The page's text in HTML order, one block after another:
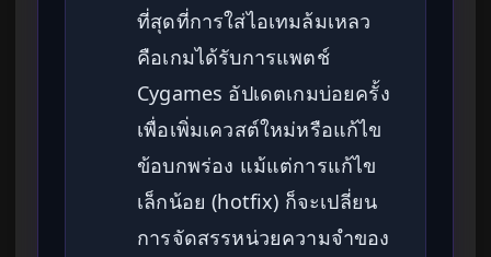
ที่สุดที่การใส่ไอเทมล้มเหลว
คือเกมได้รับการแพตช์
Cygames อัปเดตเกมบ่อยครั้ง
เพื่อเพิ่มเควสต์ใหม่หรือแก้ไข
ข้อบกพร่อง แม้แต่การแก้ไข
เล็กน้อย (hotfix) ก็จะเปลี่ยน
การจัดสรรหน่วยความจำของ